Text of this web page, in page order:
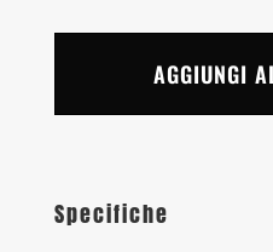
AGGIUNGI
Specifiche